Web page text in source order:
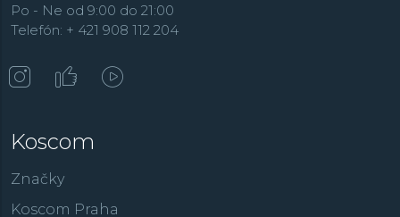
Po - Ne od 9:00 do 21:00
Telefón: + 421 908 112 204
Koscom
Značky
Koscom Praha